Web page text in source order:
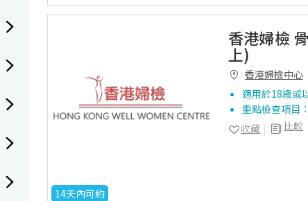
14天內可約
香港婦檢
上)
香港婦檢中心
適用於18歲或
重點檢查項目
比較
收藏